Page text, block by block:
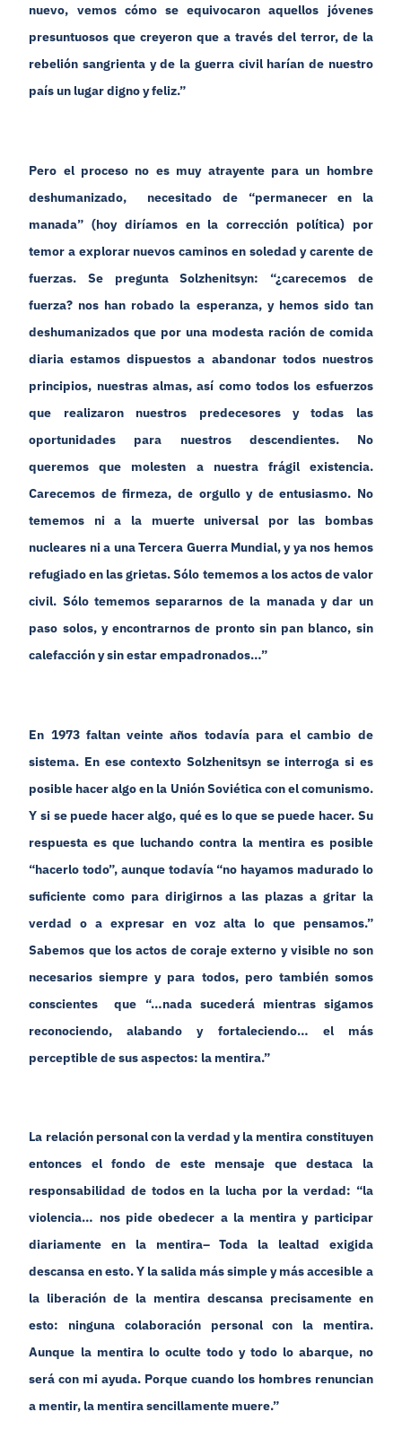
nuevo, vemos cómo se equivocaron aquellos jóvenes
presuntuosos que creyeron que a través del terror, de la
rebelión sangrienta y de la guerra civil harían de nuestro
país un lugar digno y feliz.”
Pero el proceso no es muy atrayente para un hombre
deshumanizado, necesitado de “permanecer en la
manada” (hoy diríamos en la corrección política) por
temor a explorar nuevos caminos en soledad y carente de
fuerzas. Se pregunta Solzhenitsyn: “¿carecemos de
fuerza? nos han robado la esperanza, y hemos sido tan
deshumanizados que por una modesta ración de comida
diaria estamos dispuestos a abandonar todos nuestros
principios, nuestras almas, así como todos los esfuerzos
que realizaron nuestros predecesores y todas las
oportunidades para nuestros descendientes. No
queremos que molesten a nuestra frágil existencia.
Carecemos de firmeza, de orgullo y de entusiasmo. No
tememos ni a la muerte universal por las bombas
nucleares ni a una Tercera Guerra Mundial, y ya nos hemos
refugiado en las grietas. Sólo tememos a los actos de valor
civil. Sólo tememos separarnos de la manada y dar un
paso solos, y encontrarnos de pronto sin pan blanco, sin
calefacción y sin estar empadronados…”
En 1973 faltan veinte años todavía para el cambio de
sistema. En ese contexto Solzhenitsyn se interroga si es
posible hacer algo en la Unión Soviética con el comunismo.
Y si se puede hacer algo, qué es lo que se puede hacer. Su
respuesta es que luchando contra la mentira es posible
“hacerlo todo”, aunque todavía “no hayamos madurado lo
suficiente como para dirigirnos a las plazas a gritar la
verdad o a expresar en voz alta lo que pensamos.”
Sabemos que los actos de coraje externo y visible no son
necesarios siempre y para todos, pero también somos
conscientes que “…nada sucederá mientras sigamos
reconociendo, alabando y fortaleciendo… el más
perceptible de sus aspectos: la mentira.”
La relación personal con la verdad y la mentira constituyen
entonces el fondo de este mensaje que destaca la
responsabilidad de todos en la lucha por la verdad: “la
violencia… nos pide obedecer a la mentira y participar
diariamente en la mentira– Toda la lealtad exigida
descansa en esto. Y la salida más simple y más accesible a
la liberación de la mentira descansa precisamente en
esto: ninguna colaboración personal con la mentira.
Aunque la mentira lo oculte todo y todo lo abarque, no
será con mi ayuda. Porque cuando los hombres renuncian
a mentir, la mentira sencillamente muere.”